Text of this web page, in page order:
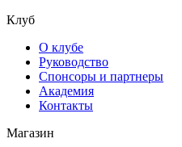
Клуб
О клубе
Руководство
Спонсоры и партнеры
Академия
Контакты
Магазин